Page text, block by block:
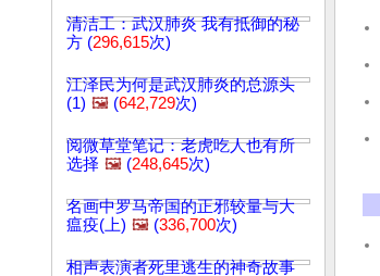
清洁工：武汉肺炎 我有抵御的秘
方 (296,615次)
江泽民为何是武汉肺炎的总源头
(1) 🖼️ (642,729次)
阅微草堂笔记：老虎吃人也有所
选择 🖼️ (248,645次)
名画中罗马帝国的正邪较量与大
瘟疫(上) 🖼️ (336,700次)
相声表演者死里逃生的神奇故事